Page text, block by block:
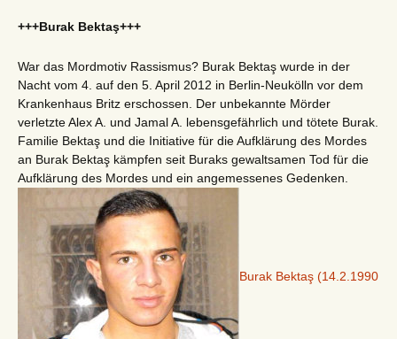
+++Burak Bektaş+++
War das Mordmotiv Rassismus? Burak Bektaş wurde in der
Nacht vom 4. auf den 5. April 2012 in Berlin-Neukölln vor dem
Krankenhaus Britz erschossen. Der unbekannte Mörder
verletzte Alex A. und Jamal A. lebensgefährlich und tötete Burak.
Familie Bektaş und die Initiative für die Aufklärung des Mordes
an Burak Bektaş kämpfen seit Buraks gewaltsamen Tod für die
Aufklärung des Mordes und ein angemessenes Gedenken.
Burak Bektaş (14.2.1990